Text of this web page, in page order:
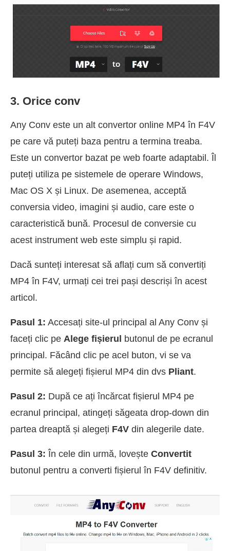
3. Orice conv
Any Conv este un alt convertor online MP4 în F4V
pe care vă puteți baza pentru a termina treaba.
Este un convertor bazat pe web foarte adaptabil. Îl
puteți utiliza pe sistemele de operare Windows,
Mac OS X și Linux. De asemenea, acceptă
conversia video, imagini și audio, care este o
caracteristică bună. Procesul de conversie cu
acest instrument web este simplu și rapid.
Dacă sunteți interesat să aflați cum să convertiți
MP4 în F4V, urmați cei trei pași descriși în acest
articol.
Pasul 1: Accesați site-ul principal al Any Conv și
faceți clic pe Alege fișierul butonul de pe ecranul
principal. Făcând clic pe acel buton, vi se va
permite să alegeți fișierul MP4 din dvs Pliant.
Pasul 2: După ce ați încărcat fișierul MP4 pe
ecranul principal, atingeți săgeata drop-down din
partea dreaptă și alegeți F4V din alegerile date.
Pasul 3: În cele din urmă, lovește Convertit
butonul pentru a converti fișierul în F4V definitiv.